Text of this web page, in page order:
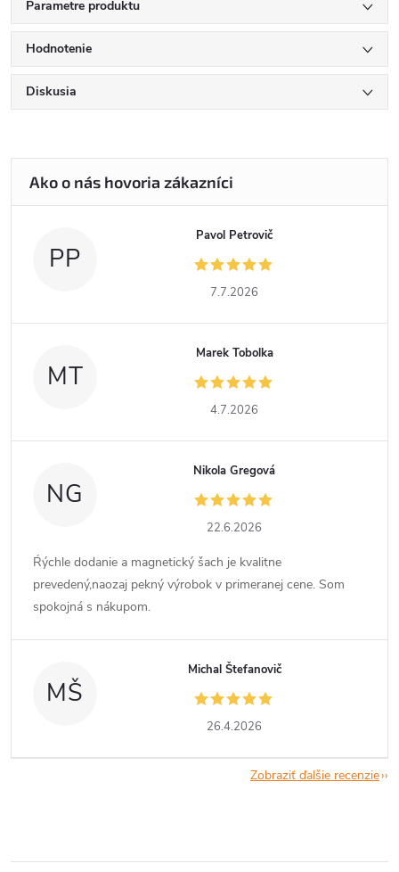
Parametre produktu
Hodnotenie
Diskusia
PP
Pavol Petrovič
7.7.2026
MT
Marek Tobolka
4.7.2026
NG
Nikola Gregová
22.6.2026
Ŕýchle dodanie a magnetický šach je kvalitne
prevedený,naozaj pekný výrobok v primeranej cene. Som
spokojná s nákupom.
MŠ
Michal Štefanovič
26.4.2026
Zobraziť ďalšie recenzie